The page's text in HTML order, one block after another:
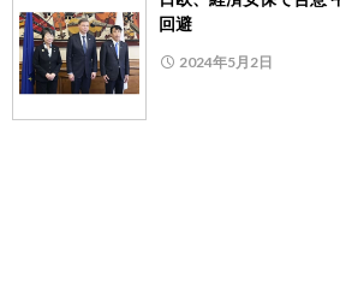
回避
2024年5月2日